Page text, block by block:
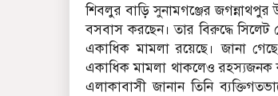
শিবলুর বাড়ি সুনামগঞ্জের
বসবাস করছেন। তার বিরুদ্ধে
একাধিক মামলা রয়েছে। জানা
একাধিক মামলা থাকলেও রহস্যজনক
এলাকাবাসী জানান তিনি